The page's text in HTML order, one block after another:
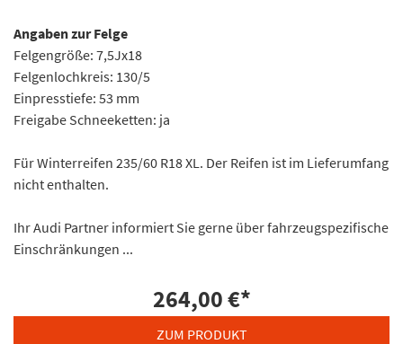
Angaben zur Felge
Felgengröße: 7,5Jx18
Felgenlochkreis: 130/5
Einpresstiefe: 53 mm
Freigabe Schneeketten: ja
Für Winterreifen 235/60 R18 XL. Der Reifen ist im Lieferumfang
nicht enthalten.
Ihr Audi Partner informiert Sie gerne über fahrzeugspezifische
Einschränkungen ...
264,00 €*
ZUM PRODUKT